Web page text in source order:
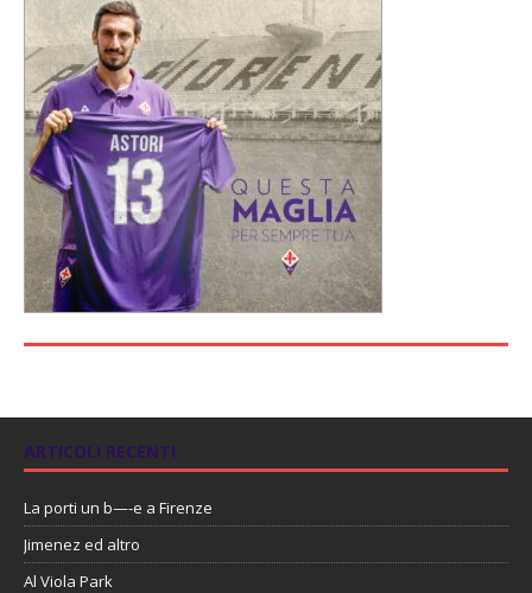
ARTICOLI RECENTI
La porti un b—-e a Firenze
Jimenez ed altro
Al Viola Park